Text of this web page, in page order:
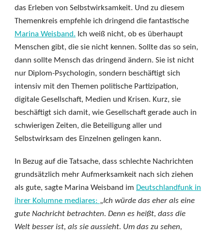
das Erleben von Selbstwirksamkeit. Und zu diesem
Themenkreis empfehle ich dringend die fantastische
Marina Weisband. Ich weiß nicht, ob es überhaupt
Menschen gibt, die sie nicht kennen. Sollte das so sein,
dann sollte Mensch das dringend ändern. Sie ist nicht
nur Diplom-Psychologin, sondern beschäftigt sich
intensiv mit den Themen politische Partizipation,
digitale Gesellschaft, Medien und Krisen. Kurz, sie
beschäftigt sich damit, wie Gesellschaft gerade auch in
schwierigen Zeiten, die Beteiligung aller und
Selbstwirksam des Einzelnen gelingen kann.
In Bezug auf die Tatsache, dass schlechte Nachrichten
grundsätzlich mehr Aufmerksamkeit nach sich ziehen
als gute, sagte Marina Weisband im Deutschlandfunk in
ihrer Kolumne mediares: „Ich würde das eher als eine
gute Nachricht betrachten. Denn es heißt, dass die
Welt besser ist, als sie aussieht. Um das zu sehen,